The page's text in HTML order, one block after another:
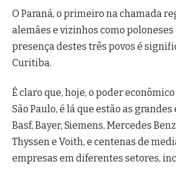
O Paraná, o primeiro na chamada
alemães e vizinhos como
presença destes três povos é
Curitiba.
É claro que, hoje, o poder
São Paulo, é lá que estão as
Basf, Bayer, Siemens, Mercedes
Thyssen e Voith, e centenas de
empresas em diferentes setores,